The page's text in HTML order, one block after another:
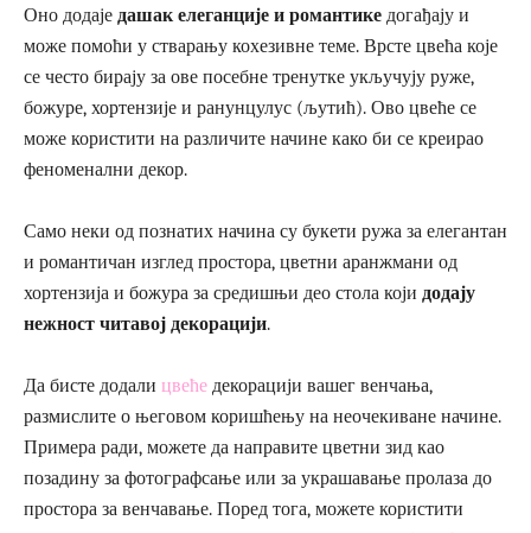
Оно додаје дашак елеганције и романтике догађају и
може помоћи у стварању кохезивне теме. Врсте цвећа које
се често бирају за ове посебне тренутке укључују руже,
божуре, хортензије и ранунцулус (љутић). Ово цвеће се
може користити на различите начине како би се креирао
феноменални декор.
Само неки од познатих начина су букети ружа за елегантан
и романтичан изглед простора, цветни аранжмани од
хортензија и божура за средишњи део стола који додају
нежност читавој декорацији.
Да бисте додали цвеће декорацији вашег венчања,
размислите о његовом коришћењу на неочекиване начине.
Примера ради, можете да направите цветни зид као
позадину за фотографсање или за украшавање пролаза до
простора за венчавање. Поред тога, можете користити